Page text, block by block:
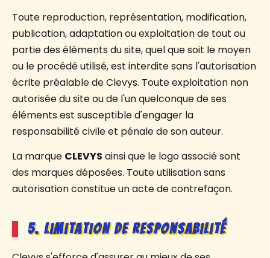
Toute reproduction, représentation, modification,
publication, adaptation ou exploitation de tout ou
partie des éléments du site, quel que soit le moyen
ou le procédé utilisé, est interdite sans l'autorisation
écrite préalable de Clevys. Toute exploitation non
autorisée du site ou de l'un quelconque de ses
éléments est susceptible d'engager la
responsabilité civile et pénale de son auteur.
La marque CLEVYS ainsi que le logo associé sont
des marques déposées. Toute utilisation sans
autorisation constitue un acte de contrefaçon.
5. Limitation de responsabilité